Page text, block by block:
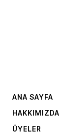
ANA SAYFA
HAKKIMIZDA
ÜYELER